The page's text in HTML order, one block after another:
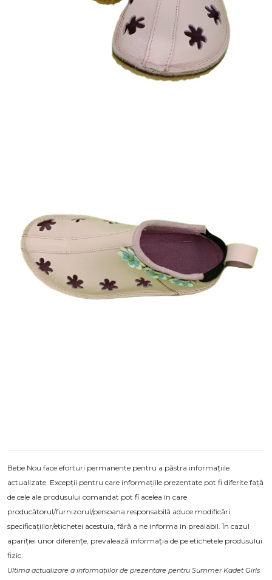
Bebe Nou face eforturi permanente pentru a păstra informațiile
actualizate. Excepții pentru care informațiile prezentate pot fi diferite față
de cele ale produsului comandat pot fi acelea în care
producătorul/furnizorul/persoana responsabilă aduce modificări
specificațiilor/etichetei acestuia, fără a ne informa în prealabil. În cazul
apariției unor diferențe, prevalează informația de pe etichetele produsului
fizic.
Ultima actualizare a informațiilor de prezentare pentru Summer Kadet Girls